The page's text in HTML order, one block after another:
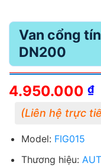
Van cổng
DN200
4.950.000 ₫
Model: FIG015
Thương hiệu: AUT